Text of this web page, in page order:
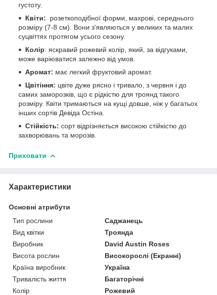
густоту.
Квіти: розеткоподібної форми, махрові, середнього
розміру (7-8 см). Вони з'являються у великих та малих
суцвіттях протягом усього сезону.
Колір: яскравий рожевий колір, який, за відгуками,
може варіюватися залежно від умов.
Аромат: має легкий фруктовий аромат.
Цвітіння: цвіте дуже рясно і тривало, з червня і до
самих заморозків, що є рідкістю для троянд такого
розміру. Квіти тримаються на кущі довше, ніж у багатьох
інших сортів Девіда Остіна.
Стійкість: сорт відрізняється високою стійкістю до
захворювань та морозів.
Приховати
Характеристики
Основні атрибути
Тип рослини
Саджанець
Вид квітки
Троянда
Виробник
David Austin Roses
Висота рослин
Високорослі (Екранні)
Країна виробник
Україна
Тривалість життя
Багаторічні
Колір
Рожевий